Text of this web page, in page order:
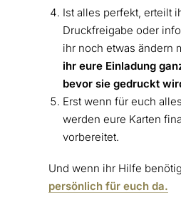
Ist alles perfekt, erteilt
Druckfreigabe oder
ihr noch etwas ändern
ihr eure Einladung
bevor sie gedruckt
Erst wenn für euch
werden eure Karten
vorbereitet.
Und wenn ihr Hilfe
persönlich für euch da.